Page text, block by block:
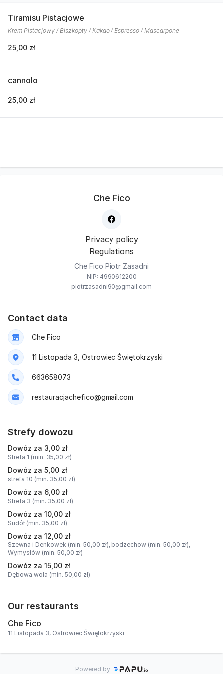
Tiramisu Pistacjowe
Krem Pistacjowy / Biszkopty / Kakao / Espresso / Mascarpone
25,00 zł
cannolo
25,00 zł
Che Fico
Privacy policy
Regulations
Che Fico Piotr Zasadni
NIP: 4990612200
piotrzasadni90@gmail.com
Contact data
Che Fico
11 Listopada 3, Ostrowiec Świętokrzyski
663658073
restauracjachefico@gmail.com
Strefy dowozu
Dowóz za 3,00 zł
Strefa 1 (min. 35,00 zł)
Dowóz za 5,00 zł
strefa 10 (min. 35,00 zł)
Dowóz za 6,00 zł
Strefa 3 (min. 35,00 zł)
Dowóz za 10,00 zł
Sudół (min. 35,00 zł)
Dowóz za 12,00 zł
Szewna i Denkowek (min. 50,00 zł), bodzechow (min. 50,00 zł),
Wymysłów (min. 50,00 zł)
Dowóz za 15,00 zł
Dębowa wola (min. 50,00 zł)
Our restaurants
Che Fico
11 Listopada 3, Ostrowiec Świętokrzyski
Powered by